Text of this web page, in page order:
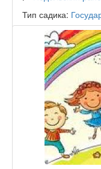
Тип садика: